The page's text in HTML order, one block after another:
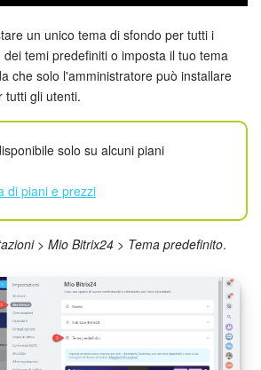
online
un unico tema di sfondo per tutti i
temi predefiniti o imposta il tuo tema
che solo l'amministratore può installare
tutti gli utenti.
solo su alcuni piani
di piani e prezzi
> Mio Bitrix24 > Tema predefinito.